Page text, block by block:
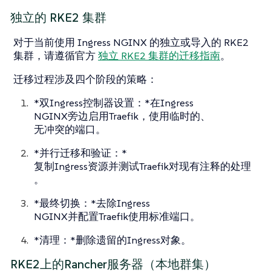
独立的 RKE2 集群
对于当前使用 Ingress NGINX 的独立或导入的 RKE2
集群，请遵循官方独立 RKE2 集群的迁移指南。
迁移过程涉及四个阶段的策略：
*双Ingress控制器设置：*在Ingress
NGINX旁边启用Traefik，使用临时的、
无冲突的端口。
*并行迁移和验证：*
复制Ingress资源并测试Traefik对现有注释的处理
。
*最终切换：*去除Ingress
NGINX并配置Traefik使用标准端口。
*清理：*删除遗留的Ingress对象。
RKE2上的Rancher服务器（本地群集）